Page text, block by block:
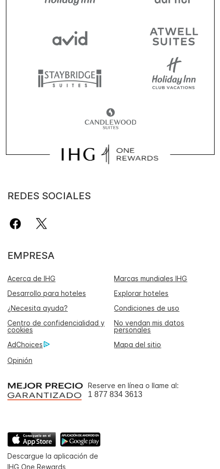
REDES SOCIALES
EMPRESA
Acerca de IHG
Marcas mundiales IHG
Desarrollo para hoteles
Explorar hoteles
¿Necesita ayuda?
Condiciones de uso
Centro de confidencialidad y
cookies
No vendan mis datos
personales
AdChoices
Mapa del sitio
Opinión
Reserve en línea o llame al:
1 877 834 3613
Descargue la aplicación de
IHG One Rewards